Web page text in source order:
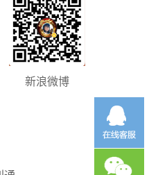
新浪微博